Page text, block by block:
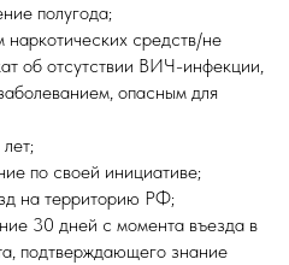
полугода;
наркотических средств/не
об отсутствии ВИЧ-инфекции,
опасным для
по своей инициативе;
на территорию РФ;
30 дней с момента въезда в
подтверждающего знание